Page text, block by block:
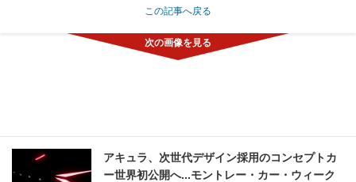
この記事へ戻る
アキュラ、次世代デザイン採用のコンセプトカ
ー世界初公開へ...モントレー・カー・ウィーク